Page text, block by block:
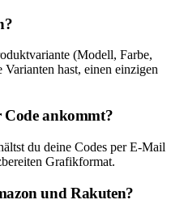
(Modell, Farbe,
hast, einen einzigen
Code ankommt?
du deine Codes per E-Mail
Grafikformat.
und Rakuten?